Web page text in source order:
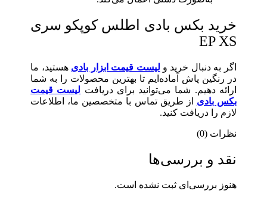
خرید بکس بادی اطلس کوپکو سری
EP XS
اگر به دنبال خرید و لیست قیمت ابزار بادی هستید، ما
در رنگین پاش آماده‌ایم تا بهترین محصولات را به شما
ارائه دهیم. شما می‌توانید برای دریافت لیست قیمت
بکس بادی از طریق تماس با متخصصین ما، اطلاعات
لازم را دریافت کنید.
نظرات (0)
نقد و بررسی‌ها
هنوز بررسی‌ای ثبت نشده است.